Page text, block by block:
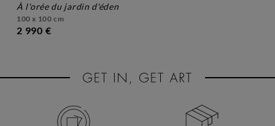
à l'orée du jardin d'éden
100 x 100 cm
2 990 €